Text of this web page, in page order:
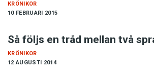
10 FEBRUARI 2015
KRÖNIKOR
Så följs en tråd mellan två
12 AUGUSTI 2014
KRÖNIKOR